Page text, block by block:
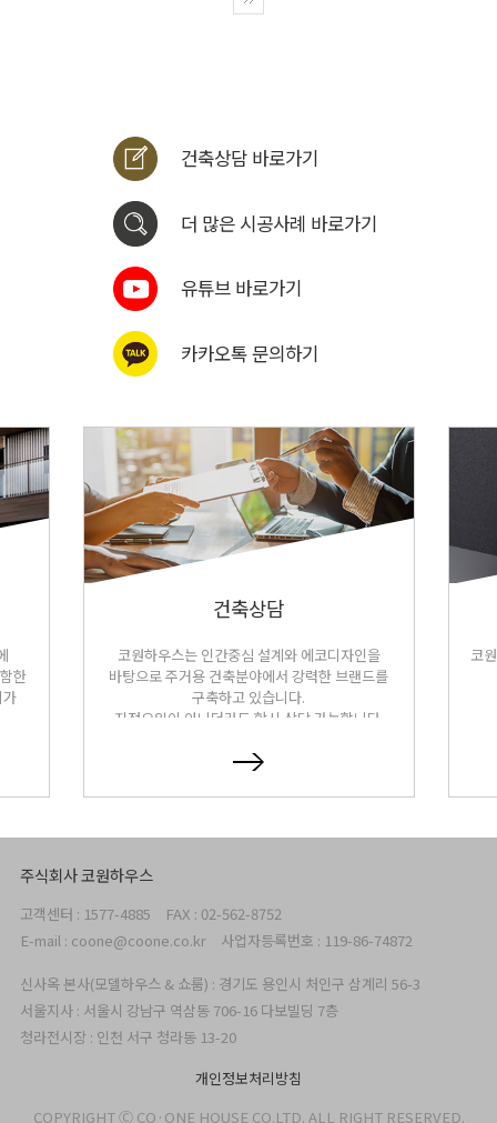
건축상담 바로가기
더 많은 시공사례 바로가기
유튜브 바로가기
카카오톡 문의하기
한
건축상담
코원하우스는 인간중심 설계와 에코디자인을
바탕으로 주거용 건축분야에서 강력한 브랜드를
구축하고 있습니다.
지정요일이 아니더라도 항시 상담 가능합니다.
코
주식회사 코원하우스
고객센터 : 1577-4885
FAX : 02-562-8752
E-mail : coone@coone.co.kr
사업자등록번호 : 119-86-74872
신사옥 본사(모델하우스 & 쇼룸) : 경기도 용인시 처인구 삼계리 56-3
서울지사 : 서울시 강남구 역삼동 706-16 다보빌딩 7층
청라전시장 : 인천 서구 청라동 13-20
개인정보처리방침
COPYRIGHT Ⓒ CO·ONE HOUSE CO.LTD. ALL RIGHT RESERVED.